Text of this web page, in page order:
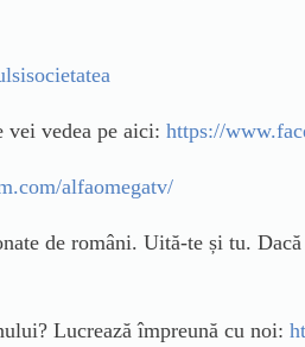
vei vedea pe aici: https://
alfaomegatv/
de români. Uită-te și tu.
Lucrează împreună cu noi: